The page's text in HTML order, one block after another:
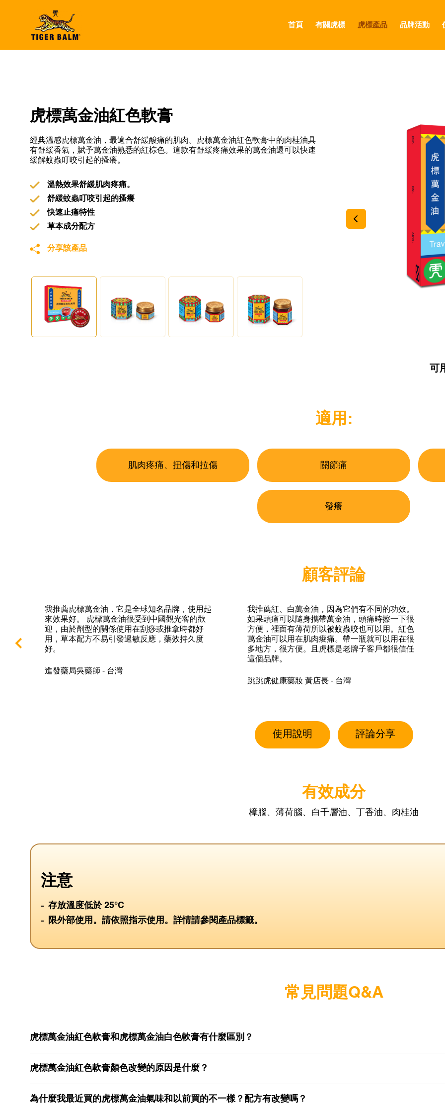
首頁 有關虎標 虎標產品 品牌活動
GERMANY
MIDDLE EAST
NETHERLANDS
UNITED KINGDOM
虎標萬金油紅色軟膏
經典溫感虎標萬金油，最適合舒緩酸痛的肌肉。虎標萬金油紅色軟膏中的肉桂油具
有舒緩香氣，賦予萬金油熟悉的紅棕色。這款有舒緩疼痛效果的萬金油還可以快速
緩解蚊蟲叮咬引起的搔癢。
溫熱效果舒緩肌肉疼痛。
舒緩蚊蟲叮咬引起的搔癢
快速止痛特性
草本成分配方
分享該產品
可
適用:
肌肉疼痛、扭傷和拉傷 關節痛
發癢
顧客評論
我推薦虎標萬金油，它是全球知名品牌，使用起
來效果好。 虎標萬金油很受到中國觀光客的歡
迎，由於劑型的關係使用在刮痧或推拿時都好
用，草本配方不易引發過敏反應，藥效持久度
好。
進發藥局吳藥師 - 台灣
我推薦紅、白萬金油，因為它們有不同的功效。
如果頭痛可以隨身攜帶萬金油，頭痛時擦一下很
方便，裡面有薄荷所以被蚊蟲咬也可以用。紅色
萬金油可以用在肌肉痠痛。帶一瓶就可以用在很
多地方，很方便。且虎標是老牌子客戶都很信任
這個品牌。
跳跳虎健康藥妝 黃店長 - 台灣
使用說明 評論分享
有效成分
樟腦、薄荷腦、白千層油、丁香油、肉桂油
注意
存放溫度低於 25°C
限外部使用。請依照指示使用。詳情請參閱產品標籤。
常見問題Q&A
虎標萬金油紅色軟膏和虎標萬金油白色軟膏有什麼區別？
虎標萬金油紅色軟膏顏色改變的原因是什麼？
為什麼我最近買的虎標萬金油氣味和以前買的不一樣？配方有改變嗎？